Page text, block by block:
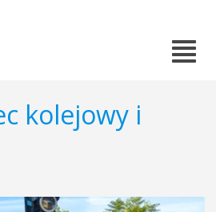
kolejowy i